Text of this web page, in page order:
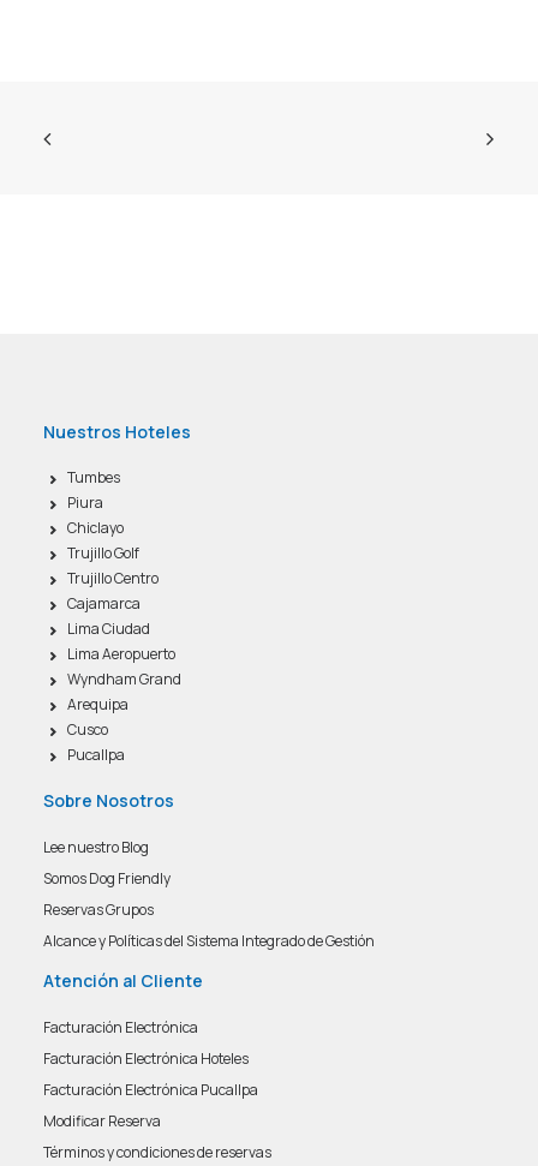
Nuestros Hoteles
Tumbes
Piura
Chiclayo
Trujillo Golf
Trujillo Centro
Cajamarca
Lima Ciudad
Lima Aeropuerto
Wyndham Grand
Arequipa
Cusco
Pucallpa
Sobre Nosotros
Lee nuestro Blog
Somos Dog Friendly
Reservas Grupos
Alcance y Políticas del Sistema Integrado de Gestión
Atención al Cliente
Facturación Electrónica
Facturación Electrónica Hoteles
Facturación Electrónica Pucallpa
Modificar Reserva
Términos y condiciones de reservas